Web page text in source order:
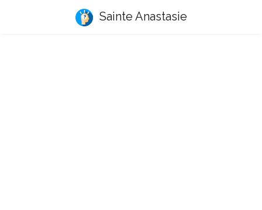
Sainte Anastasie